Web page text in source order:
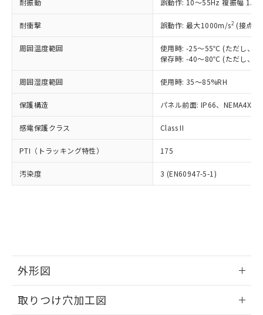
耐振動 誤動作: 10～55Hz 複振幅
耐衝撃 誤動作: 最大1000m/s2 (接点
周囲温度範囲
使用時: -25～55℃ (ただし、氷
保存時: -40～80℃ (ただし、氷
周囲湿度範囲 使用時: 35～85%RH
保護構造 パネル前面: IP66、NEMA4X,
感電保護クラス Class II
PTI（トラッキング特性） 175
汚染度 3 (EN60947-5-1)
外形図
取りつけ穴加工図
正式な納期状況および標準価格はお客
様のお取引先、またはお客様担当のオ
ムロン制御機器販売店・当社販売員に
オムロン制御機器販売店や当社販売拠
販売ネットワーク
」をご確認
在庫状況および標準価格結果を当社の
事前の承諾なく第三者に漏洩または開
示しないようお願いします。
マイパーツ機能（部品リスト作成サー
ビス）をご利用いただくには、I-Web
メンバーズにご登録されている必要が
お客様が当ウェブサイト上で当社にご
指します。
但し、RoHS指令で産業用監視および制御機器に対する
適用除外項目は除く。
フタル酸エステル類の４物質については閾値を超える意
図的な使用がないことを確認しています。
部品在庫の切り替え状況などにより、予定
月が前後することがあります。
※3 非含有証明書ダウンロード
51物質の非含有証明書（当社基準）
※本証明書は発行日時点で非含有を証明す
るもので、過去に遡って非含有を証明する
ものではありません。
また、RoHS指令のフタル酸エステル類４
DBP(フタル酸ジブチル) : 1000ppm、 DIBP(フタル酸ジ
イソブチル) : 1000ppm、 BBP(フタル酸ブチルベンジ
DEHP(フタル酸ビス(2-エチルヘキシル)) : 1000ppm
準値以下であることを示します。
「10」：通常の使用状況下において有害物
質が外部に漏えいし、環境に深刻な影響を
及ぼさない年数を意味します。
「－」：未確認です。当社販売部門へお問
全に破砕するなど、違法に輸出されな
いよう必要な手段を講じます。
当社は貴社製品を、核兵器、ミサイ
ル、化学兵器、生物兵器またはその他
武器並びにこれらの製造装置等に一切
当社は、貴社製品を第三者に販売する
場合は、上記1、2および3の内容を当
該第三者に通知します。また当社は、
販売先および販売に係わる関係者が違
法に輸出するおそれがある場合は、取
り引きをいたしません。
一定数には満たないが在庫あり
－
在庫なし(最新の在庫状況につ
いては、お客様のお取引先、ま
たはお客様担当のオムロン制御
機器販売店・当社販売員にご確
空
受注生産機種、また在庫状況の
情報を公開していない機種